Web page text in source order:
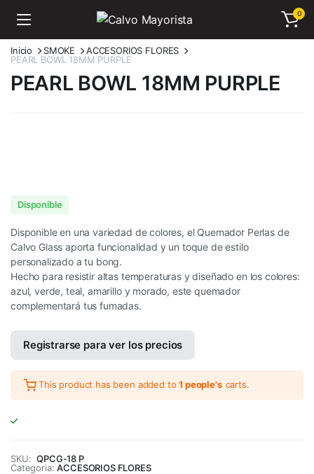
0
Inicio SMOKE
ACCESORIOS FLORES
PEARL BOWL 18MM PURPLE
PEARL BOWL 18MM PURPLE
Disponible
Disponible en una variedad de colores, el Quemador Perlas de
Calvo Glass aporta funcionalidad y un toque de estilo
personalizado a tu bong.
Hecho para resistir altas temperaturas y diseñado en los colores:
azul, verde, teal, amarillo y morado, este quemador
complementará tus fumadas.
Registrarse para ver los precios
This product has been added to1 people's carts.
SKU: QPCG-18 P
Categoria: ACCESORIOS FLORES